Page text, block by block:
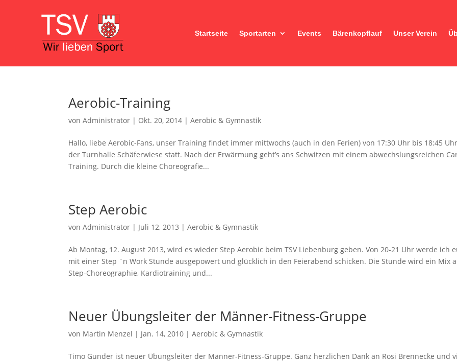
Startseite Sportarten Events Bärenkopflauf Unser Verein
Aerobic-Training
vonAdministrator | Okt. 20, 2014 |Aerobic & Gymnastik
Hallo, liebe Aerobic-Fans, unser Training findet immer mittwochs (auch in den Ferien) von 17:30 Uhr bis 18:45
der Turnhalle Schäferwiese statt. Nach der Erwärmung geht’s ans Schwitzen mit einem abwechslungsreichen
Training. Durch die kleine Choreografie...
Step Aerobic
vonAdministrator | Juli 12, 2013 |Aerobic & Gymnastik
Ab Montag, 12. August 2013, wird es wieder Step Aerobic beim TSV Liebenburg geben. Von 20-21 Uhr werde ich
mit einer Step `n Work Stunde ausgepowert und glücklich in den Feierabend schicken. Die Stunde wird ein Mix
Step-Choreographie, Kardiotraining und...
Neuer Übungsleiter der Männer-Fitness-Gruppe
von Martin Menzel | Jan. 14, 2010 |Aerobic & Gymnastik
Timo Gunder ist neuer Übungsleiter der Männer-Fitness-Gruppe. Ganz herzlichen Dank an Rosi Brennecke und